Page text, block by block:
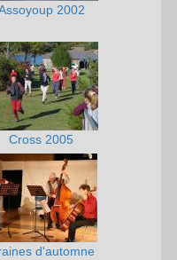
2002
Cross 2005
d'automne